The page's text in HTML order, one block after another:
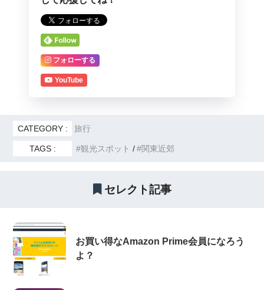
フォローする
YouTube
CATEGORY : 旅行
TAGS : 観光スポット 関東近郊
セレクト記事
お買い得なAmazon Prime会員になろう
よ？